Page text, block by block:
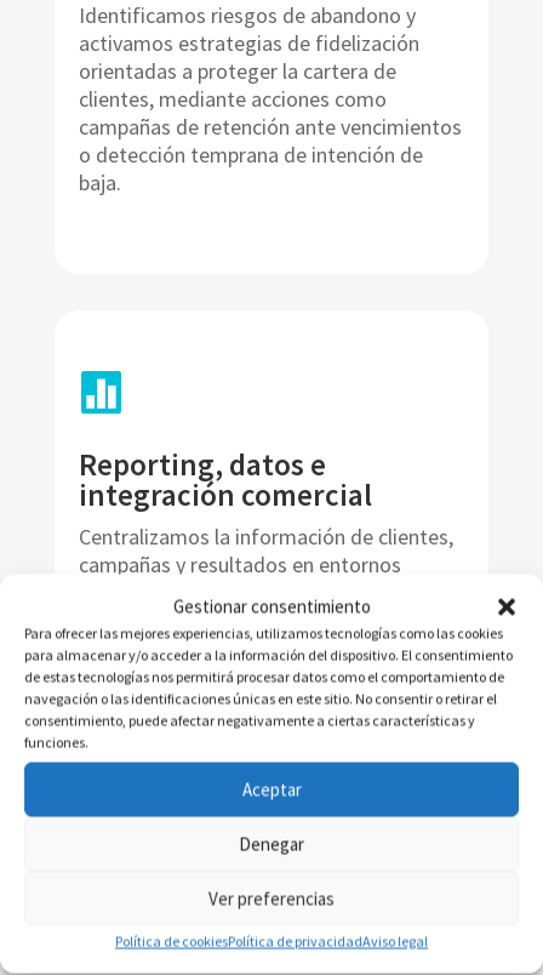
Gestionar consentimiento
Para ofrecer las mejores experiencias, utilizamos tecnologías como las cookies
para almacenar y/o acceder a la información del dispositivo. El consentimiento
de estas tecnologías nos permitirá procesar datos como el comportamiento de
navegación o las identificaciones únicas en este sitio. No consentir o retirar el
consentimiento, puede afectar negativamente a ciertas características y
funciones.
Aceptar
Denegar
Ver preferencias
Política de cookiesPolítica de privacidadAviso legal
Identificamos riesgos de abandono y
activamos estrategias de fidelización
orientadas a proteger la cartera de
clientes, mediante acciones como
campañas de retención ante vencimientos
o detección temprana de intención de
baja.

Reporting, datos e
integración comercial
Centralizamos la información de clientes,
campañas y resultados en entornos
integrados, generando reporting
accionable que permite optimizar la
captación, la venta y el cross-selling, con
cuadros de mando que monitorizan leads,
conversiones, satisfacción y evolución de
cartera en tiempo real.